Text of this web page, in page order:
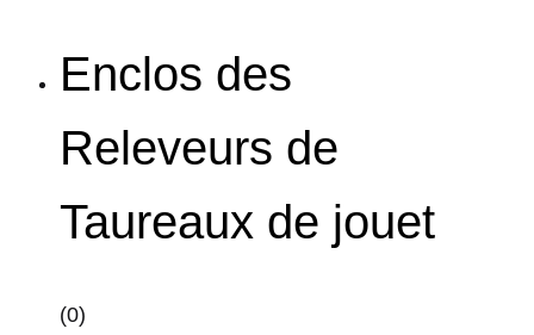
Enclos des
Releveurs de
Taureaux de jouet
(0)